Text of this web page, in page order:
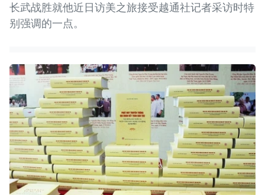
长武战胜就他近日访美之旅接受越通社记者采访时特
别强调的一点。